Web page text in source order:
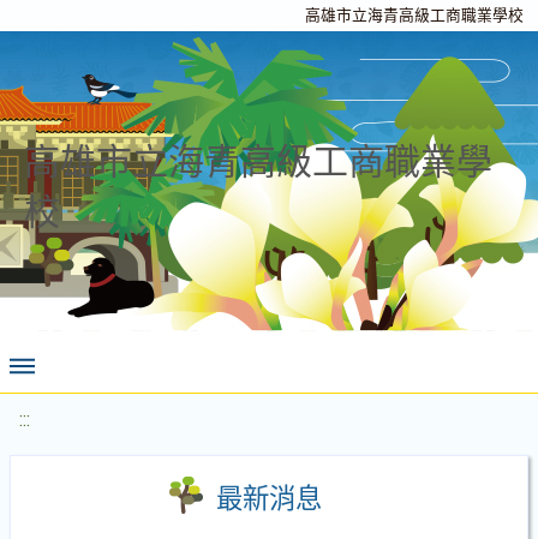
高雄市立海青高級工商職業學校
高雄市立海青高級工商職業學
校
:::
最新消息